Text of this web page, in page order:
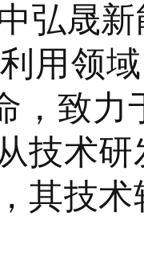
弘晟
用领
，致
技术
其技